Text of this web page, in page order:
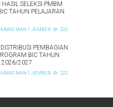
HASIL SELEKSI PMBM
TAHUN PELAJARAN
MAN 1 JEMBER 222
PEMBAGIAN
BIC TAHUN
2026/2027
MAN 1 JEMBER 222